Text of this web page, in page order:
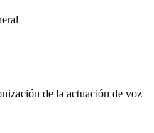
de la actuación de voz